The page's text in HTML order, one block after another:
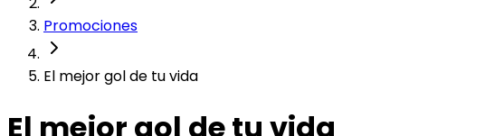
Promociones
El mejor gol de tu vida
El mejor gol de tu vida